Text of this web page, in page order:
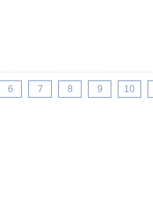
6 7 8 9 10